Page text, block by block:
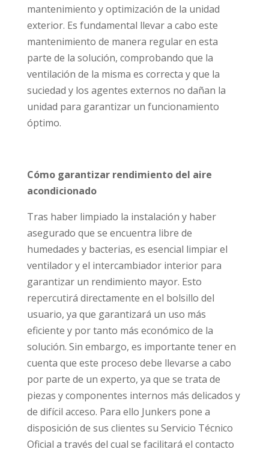
mantenimiento y optimización de la unidad
exterior. Es fundamental llevar a cabo este
mantenimiento de manera regular en esta
parte de la solución, comprobando que la
ventilación de la misma es correcta y que la
suciedad y los agentes externos no dañan la
unidad para garantizar un funcionamiento
óptimo.
Cómo garantizar rendimiento del aire
acondicionado
Tras haber limpiado la instalación y haber
asegurado que se encuentra libre de
humedades y bacterias, es esencial limpiar el
ventilador y el intercambiador interior para
garantizar un rendimiento mayor. Esto
repercutirá directamente en el bolsillo del
usuario, ya que garantizará un uso más
eficiente y por tanto más económico de la
solución. Sin embargo, es importante tener en
cuenta que este proceso debe llevarse a cabo
por parte de un experto, ya que se trata de
piezas y componentes internos más delicados y
de difícil acceso. Para ello Junkers pone a
disposición de sus clientes su Servicio Técnico
Oficial a través del cual se facilitará el contacto